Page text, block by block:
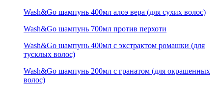
Wash&Go шампунь 400мл алоэ вера (для сухих волос)
Wash&Go шампунь 700мл против перхоти
Wash&Go шампунь 400мл с экстрактом ромашки (для
тусклых волос)
Wash&Go шампунь 200мл с гранатом (для окрашенных
волос)